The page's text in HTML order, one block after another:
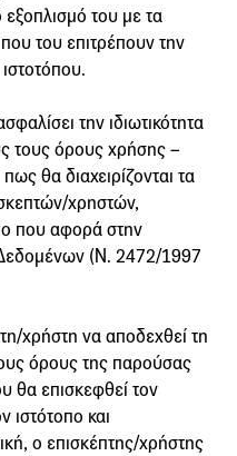
του με τα
του επιτρέπουν την
την ιδιωτικότητα
τους όρους χρήσης –
θα διαχειρίζονται τα
χρηστών,
που αφορά στην
(Ν. 2472/1997
χρήστη να αποδεχθεί τη
όρους της παρούσας
θα επισκεφθεί τον
ιστότοπο και
ο επισκέπτης/χρήστης